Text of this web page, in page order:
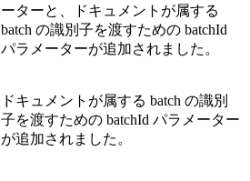
ーターと、ドキュメントが属する
batch の識別子を渡すための batchId
パラメーターが追加されました。
ドキュメントが属する batch の識別
子を渡すための batchId パラメーター
が追加されました。